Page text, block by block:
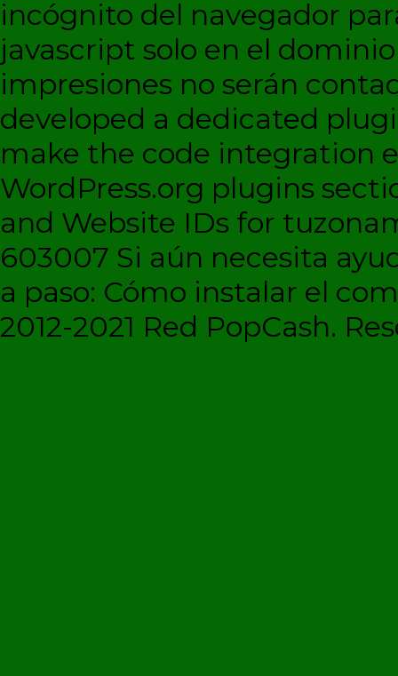
incógnito del navegador
javascript solo en el
impresiones no serán
developed a dedicated
make the code integration
WordPress.org plugins
and Website IDs for
603007 Si aún necesita
a paso: Cómo instalar el
2012-2021 Red PopCash.